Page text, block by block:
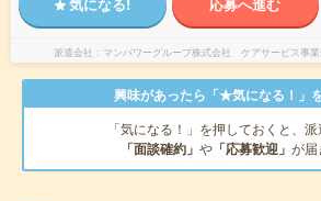
気になる! 応募へ進む
派遣会社 マンパワーグループ株式会社 ケアサービス事
興味があったら「★気になる！」
「気になる！」を押しておくと、
「面談確約」 や 「応募歓迎」 が届